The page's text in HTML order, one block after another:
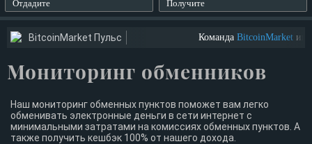
Войти
Регистрация
Отдадите Получите
BitcoinMarket Пульс КомандаBitcoinMarket
Мониторинг обменников
Наш мониторинг обменных пунктов поможет вам легко
обменивать электронные деньги в сети интернет с
минимальными затратами на комиссиях обменных пунктов. А
также получить кешбэк 100% от нашего дохода.